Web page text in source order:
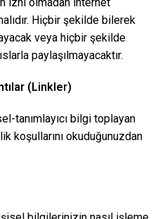
Hiçbir şekilde bilerek
veya hiçbir şekilde
paylaşılmayacaktır.
(Linkler)
tanımlayıcı bilgi toplayan
koşullarını okuduğunuzdan